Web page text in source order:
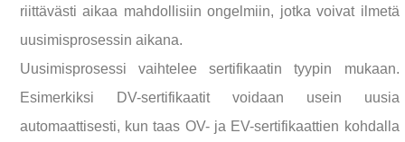
riittävästi aikaa mahdollisiin ongelmiin, jotka voivat ilmetä
uusimisprosessin aikana.
Uusimisprosessi vaihtelee sertifikaatin tyypin mukaan.
Esimerkiksi DV-sertifikaatit voidaan usein uusia
automaattisesti, kun taas OV- ja EV-sertifikaattien kohdalla